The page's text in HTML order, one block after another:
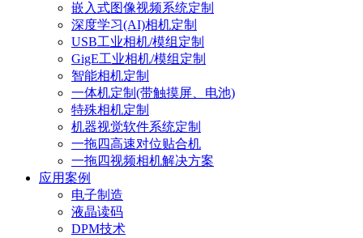
嵌入式图像视频系统定制
深度学习(AI)相机定制
USB工业相机/模组定制
GigE工业相机/模组定制
智能相机定制
一体机定制(带触摸屏、电池)
特殊相机定制
机器视觉软件系统定制
一拖四高速对位贴合机
一拖四视频相机解决方案
应用案例
电子制造
液晶读码
DPM技术